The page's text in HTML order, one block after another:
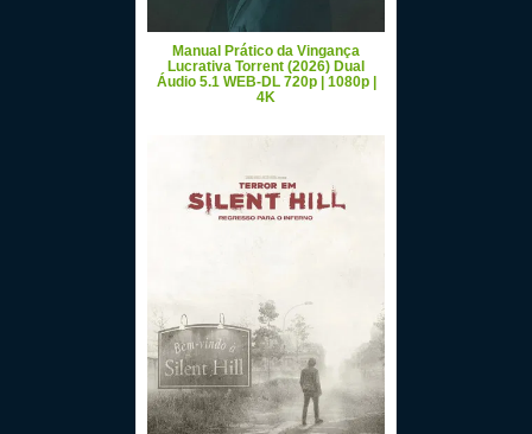
Manual Prático da Vingança
Lucrativa Torrent (2026) Dual
Áudio 5.1 WEB-DL 720p | 1080p |
4K